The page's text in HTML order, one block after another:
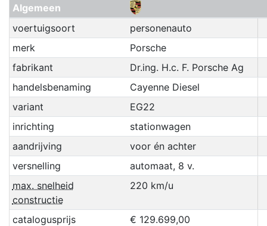
Algemeen
voertuigsoort
personenauto
merk
Porsche
fabrikant
Dr.ing. H.c. F. Porsche Ag
handelsbenaming
Cayenne Diesel
variant
EG22
inrichting
stationwagen
aandrijving
voor én achter
versnelling
automaat, 8 v.
max. snelheid
constructie
220 km/u
catalogusprijs
€ 129.699,00